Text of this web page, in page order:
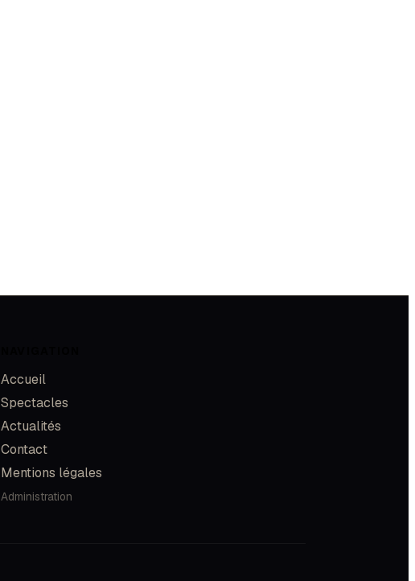
Accueil
Spectacles
Actualités
Contact
Mentions légales
Administration